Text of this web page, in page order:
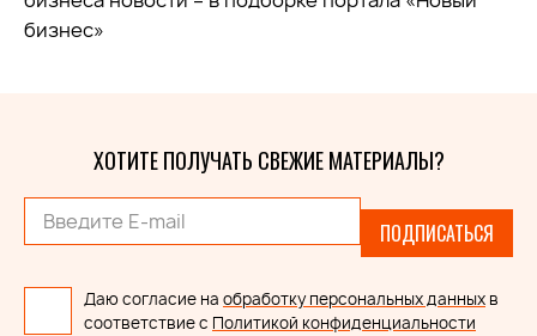
бизнес»
ХОТИТЕ ПОЛУЧАТЬ СВЕЖИЕ МАТЕРИАЛЫ?
ПОДПИСАТЬСЯ
Даю согласие на обработку персональных данных в
соответствие с Политикой конфиденциальности